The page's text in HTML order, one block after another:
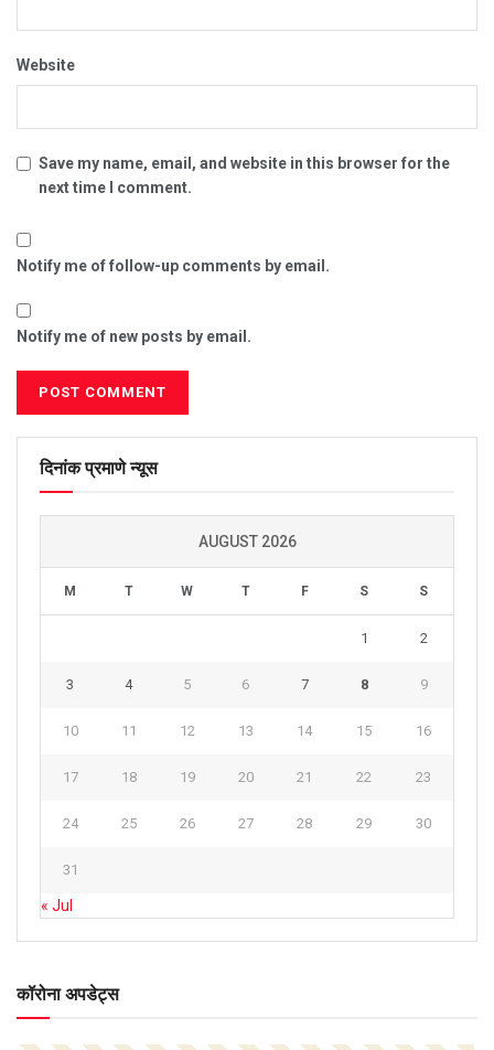
Website
Save my name, email, and website in this browser for the
next time I comment.
Notify me of follow-up comments by email.
Notify me of new posts by email.
दिनांक प्रमाणे न्यूस
AUGUST 2026
M T W T F S S
1 2
3 4 5 6 7 8 9
10 11 12 13 14 15 16
17 18 19 20 21 22 23
24 25 26 27 28 29 30
31
« Jul
कॉरोना अपडेट्स